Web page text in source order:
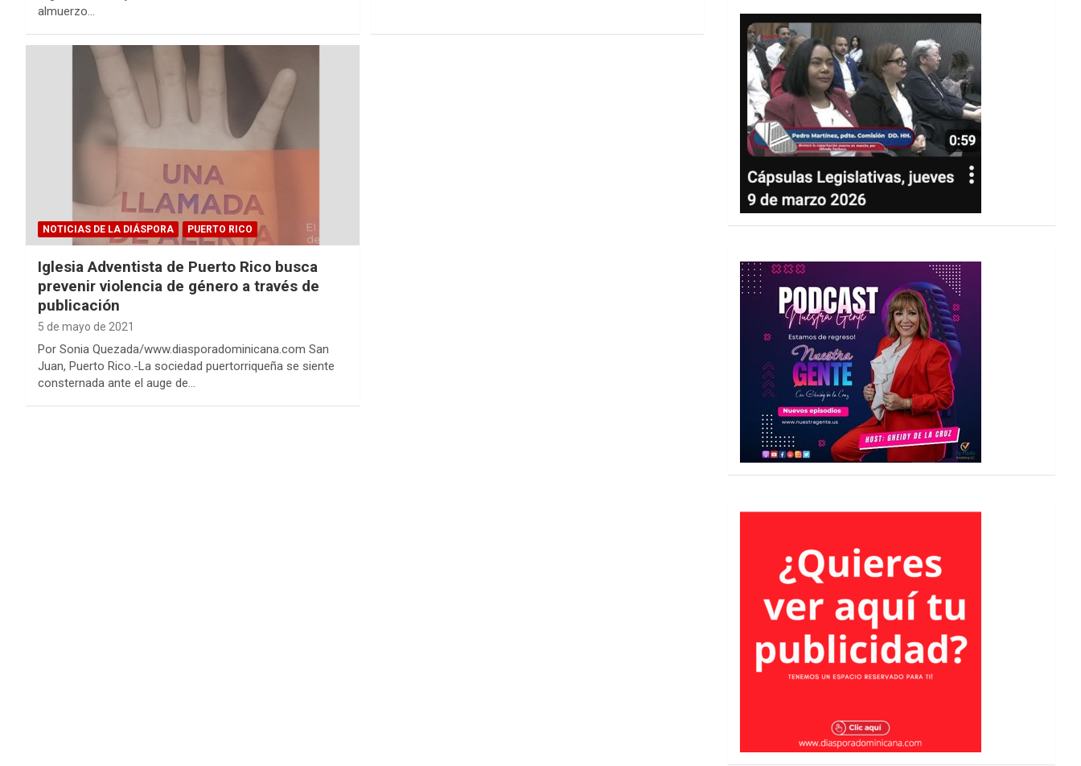
almuerzo…
NOTICIAS DE LA DIÁSPORA PUERTO RICO
Iglesia Adventista de Puerto Rico busca
prevenir violencia de género a través de
publicación
5 de mayo de 2021
Por Sonia Quezada/www.diasporadominicana.com San
Juan, Puerto Rico.-La sociedad puertorriqueña se siente
consternada ante el auge de…